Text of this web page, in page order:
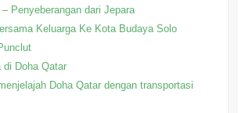
Penyeberangan dari Jepara
Keluarga Ke Kota Budaya Solo
di Doha Qatar
Doha Qatar dengan transportasi